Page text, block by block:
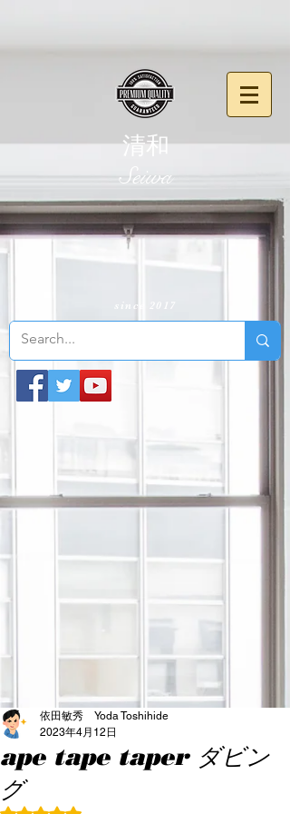
清和
​Seiwa
since 2017
ape tape taper ダビン
グ
依田敏秀 Yoda Toshihide
2023年4月12日